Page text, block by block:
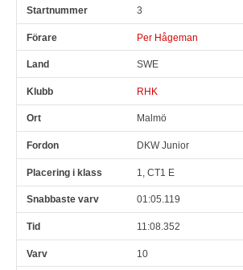
3
Per Hågeman
SWE
RHK
Malmö
DKW Junior
1, CT1 E
01:05.119
11:08.352
10